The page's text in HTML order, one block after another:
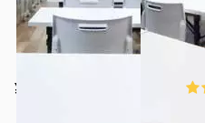
¥1309 〜 ¥13485